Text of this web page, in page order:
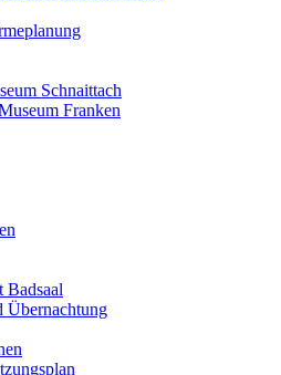
Schnaittach
Franken
Badsaal
Übernachtung